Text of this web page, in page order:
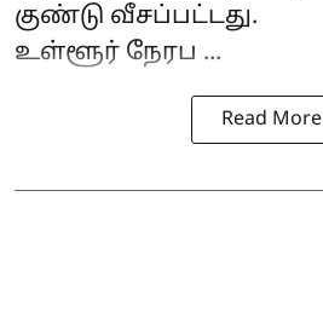
குண்டு வீசப்பட்டது.
உள்ளூர் நேரப ...
Read More